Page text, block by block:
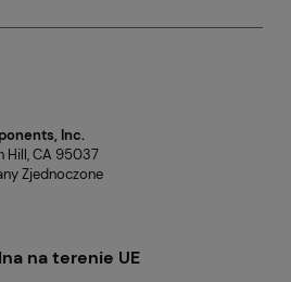
Inc.
Hill, CA 95037
Zjednoczone
na terenie UE